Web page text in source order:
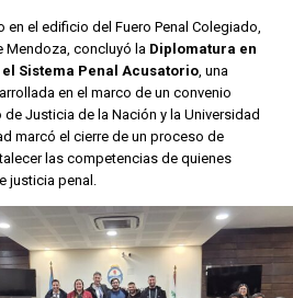
en el edificio del Fuero Penal Colegiado,
Mendoza, concluyó la Diplomatura en
Sistema Penal Acusatorio, una
en el marco de un convenio
Justicia de la Nación y la Universidad
marcó el cierre de un proceso de
las competencias de quienes
justicia penal.